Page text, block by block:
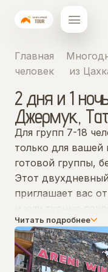
Главная
человек
из
2 дня и 1
Джермук,
Для групп 7-18
только для вашей
готовой группы,
Этот
приглашает вас
и культурные
первый день вы
Вирап, одно из
откуда
гору Арарат.
Читать подробнее